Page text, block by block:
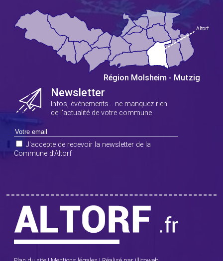
Newsletter
Infos, évènements… ne manquez rien
de l'actualité de votre commune
J'accepte de recevoir la newsletter de la
Commune d’Altorf